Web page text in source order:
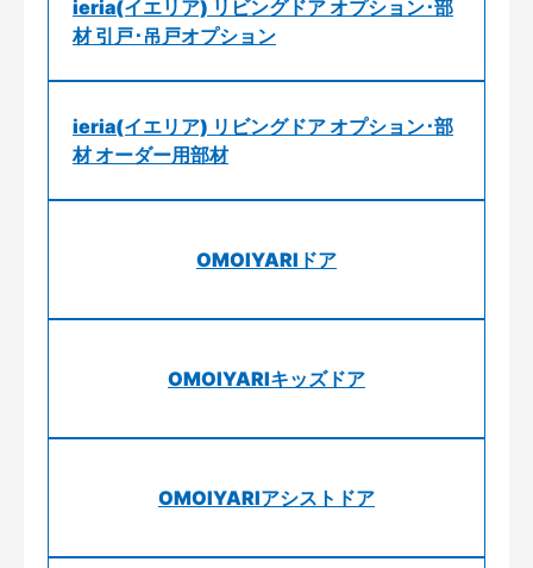
ieria(イエリア) リビングドア オプション･部
材 引戸･吊戸オプション
ieria(イエリア) リビングドア オプション･部
材 オーダー用部材
OMOIYARIドア
OMOIYARIキッズドア
OMOIYARIアシストドア